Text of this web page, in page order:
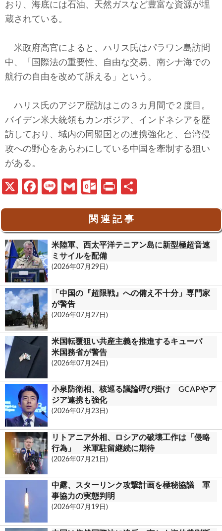
おり、海底には石油、天然ガスなど豊富な資源が埋
蔵されている。
米政府高官によると、ハリス氏はパラワン島訪問
中、「国際法の重要性、自由な交易、南シナ海での
航行の自由を改めて訴える」という。
ハリス氏のアジア歴訪はこの３カ月間で２度目。
バイデン米大統領もカンボジア、インドネシアを歴
訪しており、域内の同盟国との連携強化と、台湾侵
攻への野心をあらわにしている中国を牽制する狙い
がある。
X
Fa
o
o
k
Li
G
ail
O
lo
o
k.
c
o
m
Pr
t
関 連 記 事
米陸軍、西太平洋テニアン島に新型極超音速
ミサイルを配備
(2026年07月29日)
「中国の『超限戦』への備え不十分」専門家
が警告
(2026年07月27日)
米国転覆狙い共産主義を推進するキューバ
米国務省が警告
(2026年07月24日)
小泉防衛相、核巡る議論呼び掛け GCAPやア
ジア連携も強化
(2026年07月23日)
リトアニア外相、ロシアの破壊工作は「侵略
行為」 米軍駐留継続に期待
(2026年07月21日)
中露、スターリンク攻撃計画を極秘協議 軍
事協力の実態判明
(2026年07月19日)